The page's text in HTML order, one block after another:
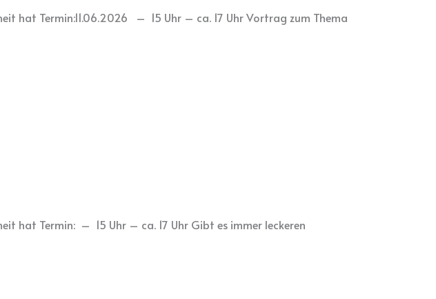
hat Termin:11.06.2026 – 15 Uhr – ca. 17 Uhr Vortrag zum Thema
hat Termin: – 15 Uhr – ca. 17 Uhr Gibt es immer leckeren